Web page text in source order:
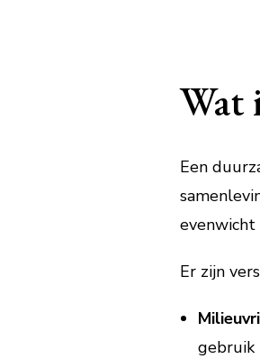
Wat
Een
evenwicht
Er zijn
gebruik